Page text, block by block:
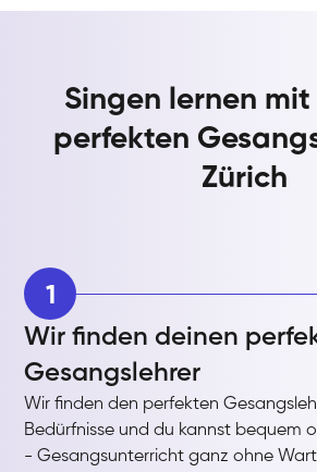
Singen lernen
perfekten
Zürich
1
Wir finden deinen
Gesangslehrer
Wir finden den perfekten
Bedürfnisse und du kannst bequem
- Gesangsunterricht ganz ohne